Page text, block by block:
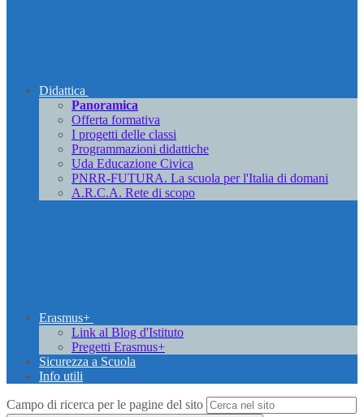
Didattica
Panoramica
Offerta formativa
I progetti delle classi
Programmazioni didattiche
Uda Educazione Civica
PNRR-FUTURA. La scuola per l'Italia di domani
A.R.C.A. Rete di scopo
Erasmus+
Link al Blog d'Istituto
Pregetti Erasmus+
Sicurezza a Scuola
Info utili
Campo di ricerca per le pagine del sito